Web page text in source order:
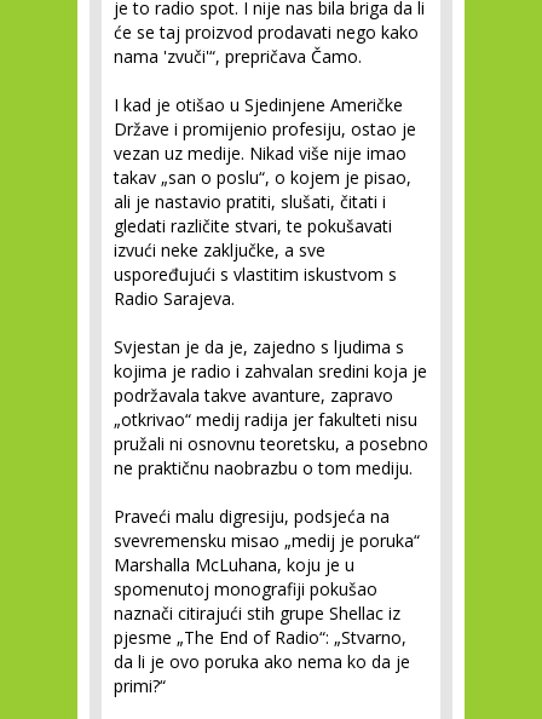
je to radio spot. I nije nas bila briga da li
će se taj proizvod prodavati nego kako
nama 'zvuči'“, prepričava Čamo.
I kad je otišao u Sjedinjene Američke
Države i promijenio profesiju, ostao je
vezan uz medije. Nikad više nije imao
takav „san o poslu“, o kojem je pisao,
ali je nastavio pratiti, slušati, čitati i
gledati različite stvari, te pokušavati
izvući neke zaključke, a sve
uspoređujući s vlastitim iskustvom s
Radio Sarajeva.
Svjestan je da je, zajedno s ljudima s
kojima je radio i zahvalan sredini koja je
podržavala takve avanture, zapravo
„otkrivao“ medij radija jer fakulteti nisu
pružali ni osnovnu teoretsku, a posebno
ne praktičnu naobrazbu o tom mediju.
Praveći malu digresiju, podsjeća na
svevremensku misao „medij je poruka“
Marshalla McLuhana, koju je u
spomenutoj monografiji pokušao
naznači citirajući stih grupe Shellac iz
pjesme „The End of Radio“: „Stvarno,
da li je ovo poruka ako nema ko da je
primi?“